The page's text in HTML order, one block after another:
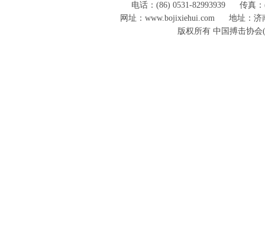
电话：(86) 0531-82993939
传真
网址：www.bojixiehui.com
地址：济
版权所有 中国搏击协会